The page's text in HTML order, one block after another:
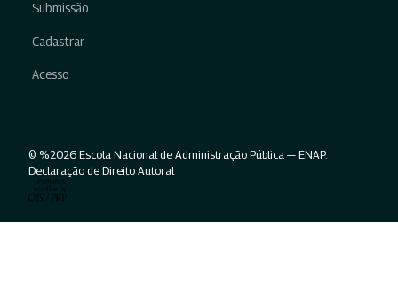
Submissão
Cadastrar
Acesso
© %2026 Escola Nacional de Administração Pública — ENAP.
Declaração de Direito Autoral